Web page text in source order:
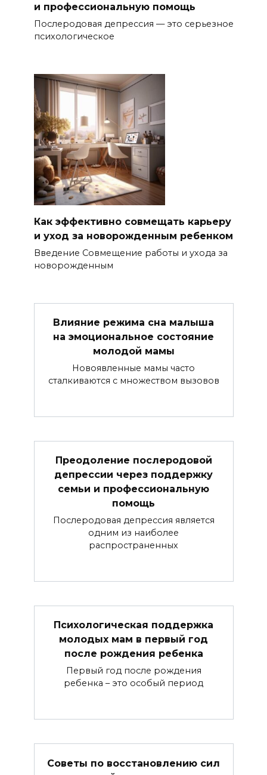
и профессиональную помощь
Послеродовая депрессия — это серьезное
психологическое
Как эффективно совмещать карьеру
и уход за новорожденным ребенком
Введение Совмещение работы и ухода за
новорожденным
Влияние режима сна малыша
на эмоциональное состояние
молодой мамы
Новоявленные мамы часто
сталкиваются с множеством вызовов
Преодоление послеродовой
депрессии через поддержку
семьи и профессиональную
помощь
Послеродовая депрессия является
одним из наиболее
распространенных
Психологическая поддержка
молодых мам в первый год
после рождения ребенка
Первый год после рождения
ребенка – это особый период
Советы по восстановлению сил